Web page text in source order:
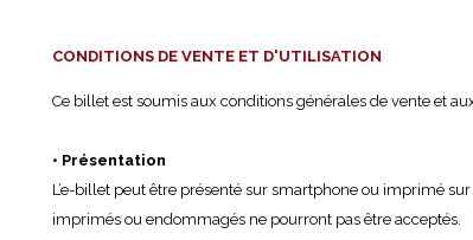
CONDITIONS DE VENTE ET D'UTILISATION
Ce billet est soumis aux conditions générales de vente et
• Présentation
L’e-billet peut être présenté sur smartphone ou imprimé
imprimés ou endommagés ne pourront pas être acceptés.